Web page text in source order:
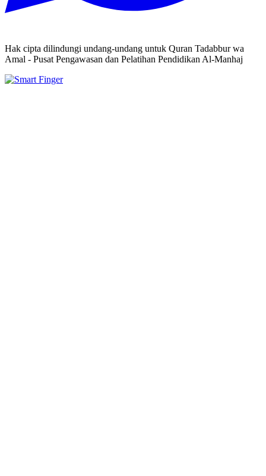
Hak cipta dilindungi undang-undang untuk Quran Tadabbur wa
Amal - Pusat Pengawasan dan Pelatihan Pendidikan Al-Manhaj